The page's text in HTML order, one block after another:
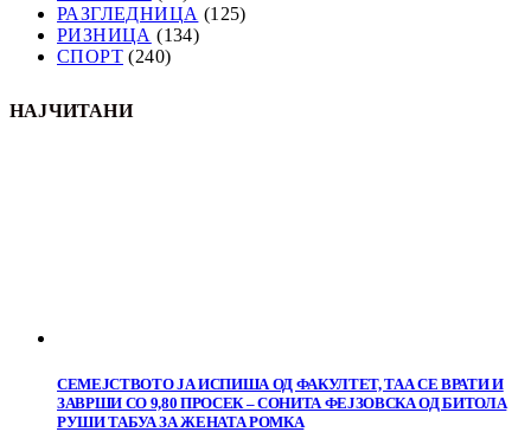
РАЗГЛЕДНИЦА (125)
РИЗНИЦА (134)
СПОРТ (240)
НАЈЧИТАНИ
СЕМЕЈСТВОТО ЈА ИСПИША ОД ФАКУЛТЕТ, ТАА СЕ ВРАТИ И
ЗАВРШИ СО 9,80 ПРОСЕК – СОНИТА ФЕЈЗОВСКА ОД БИТОЛА
РУШИ ТАБУА ЗА ЖЕНАТА РОМКА